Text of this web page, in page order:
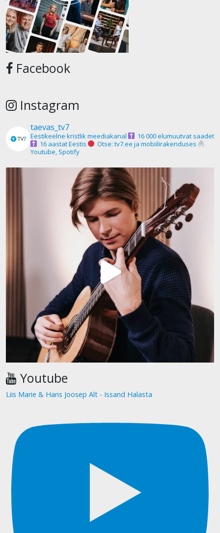
Facebook
Instagram
taevas_tv7
Eestikeelne kristlik meediakanal
16 000 elumuutvat saadet
16 aastat Eestis
Otse: tv7.ee ja mobiilirakenduses
Youtube, Spotify
Youtube
Liis Marie & Hans Joosep Alt - Issand Halasta